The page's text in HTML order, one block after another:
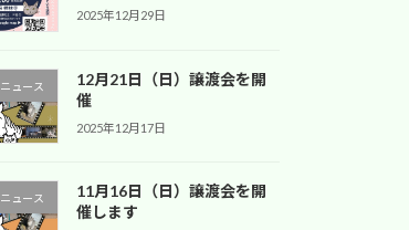
2025年12月29日
ニュース
12月21日（日）譲渡会を開
催
2025年12月17日
ニュース
11月16日（日）譲渡会を開
催します